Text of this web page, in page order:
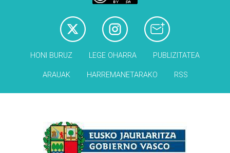
HONI BURUZ LEGE OHARRA PUBLIZITATEA
ARAUAK HARREMANETARAKO RSS